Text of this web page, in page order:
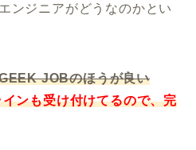
ンジニアがどうなのかとい
JOBのほうが良い
ンも受け付けてるので、完